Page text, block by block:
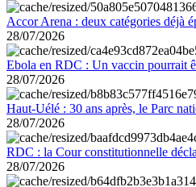
Accor Arena : deux catégories déjà
28/07/2026
Ebola en RDC : Un vaccin pourrait
28/07/2026
Haut-Uélé : 30 ans après, le Parc
28/07/2026
RDC : la Cour constitutionnelle
28/07/2026